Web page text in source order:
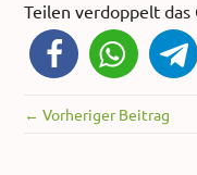
Teilen verdoppelt das
← Vorheriger Beitrag